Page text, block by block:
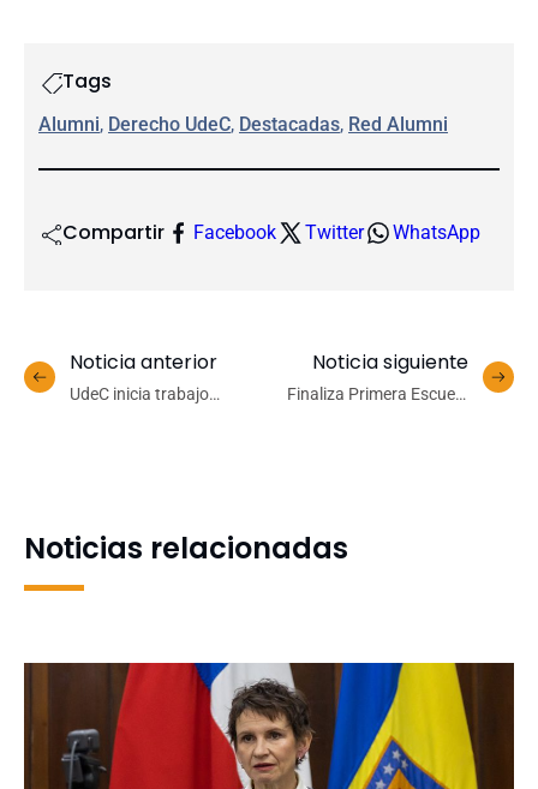
Tags
Alumni, Derecho UdeC, Destacadas, Red Alumni
Compartir Facebook Twitter WhatsApp
Noticia anterior
UdeC inicia trabajo
Noticia siguiente
Finaliza Primera Escuela
Noticias relacionadas